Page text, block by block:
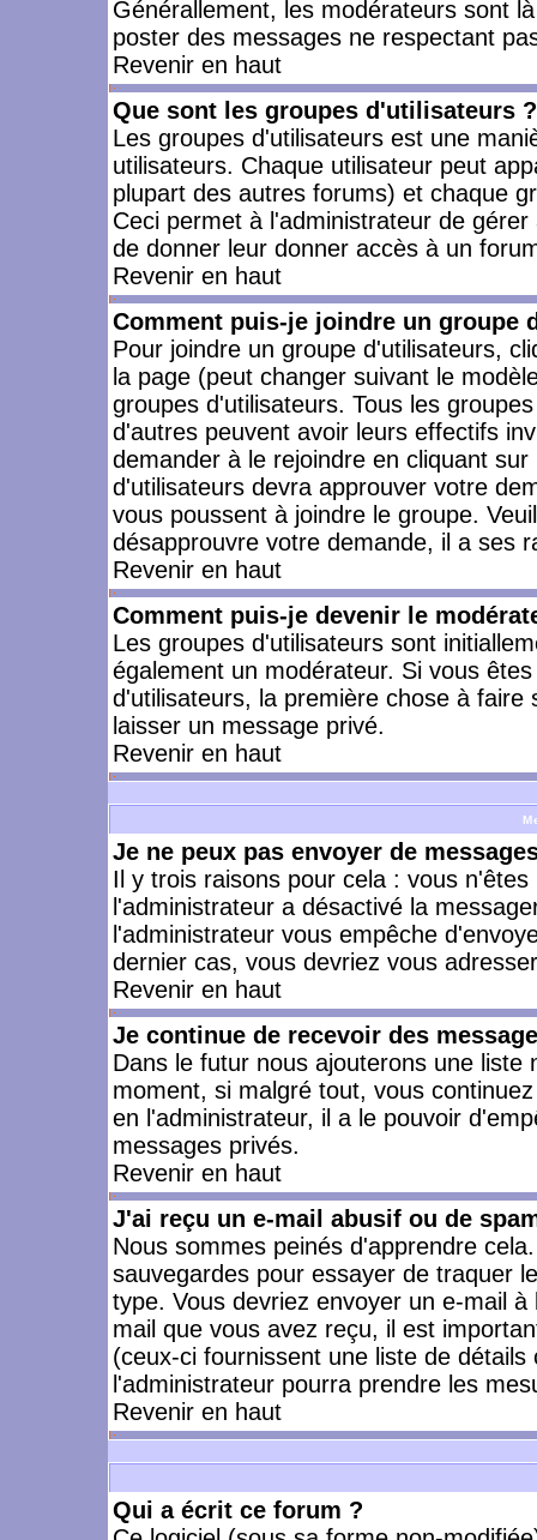
Générallement, les modérateurs sont
poster des messages ne respectant
Revenir en haut
Que sont les groupes d'utilisateurs ?
Les groupes d'utilisateurs est une
utilisateurs. Chaque utilisateur peut
plupart des autres forums) et chaque
Ceci permet à l'administrateur de
de donner leur donner accès à un
Revenir en haut
Comment puis-je joindre un groupe
Pour joindre un groupe d'utilisateurs,
la page (peut changer suivant le
groupes d'utilisateurs. Tous les
d'autres peuvent avoir leurs effectifs
demander à le rejoindre en cliquant
d'utilisateurs devra approuver votre
vous poussent à joindre le groupe.
désapprouvre votre demande, il a ses
Revenir en haut
Comment puis-je devenir le
Les groupes d'utilisateurs sont
également un modérateur. Si vous
d'utilisateurs, la première chose à
laisser un message privé.
Revenir en haut
Je ne peux pas envoyer de
Il y trois raisons pour cela : vous
l'administrateur a désactivé la
l'administrateur vous empêche
dernier cas, vous devriez vous
Revenir en haut
Je continue de recevoir des
Dans le futur nous ajouterons une
moment, si malgré tout, vous
en l'administrateur, il a le pouvoir
messages privés.
Revenir en haut
J'ai reçu un e-mail abusif ou de
Nous sommes peinés d'apprendre
sauvegardes pour essayer de traquer
type. Vous devriez envoyer un e-mail
mail que vous avez reçu, il est
(ceux-ci fournissent une liste de
l'administrateur pourra prendre les
Revenir en haut
Qui a écrit ce forum ?